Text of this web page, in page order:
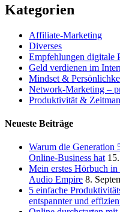
Kategorien
Affiliate-Marketing
Diverses
Empfehlungen digitale
Geld verdienen im
Mindset &
Network-Marketing –
Produktivität &
Neueste Beiträge
Warum die Generation
Online-Business hat
Mein erstes Hörbuch
Audio Empire 8.
5 einfache
entspannter und